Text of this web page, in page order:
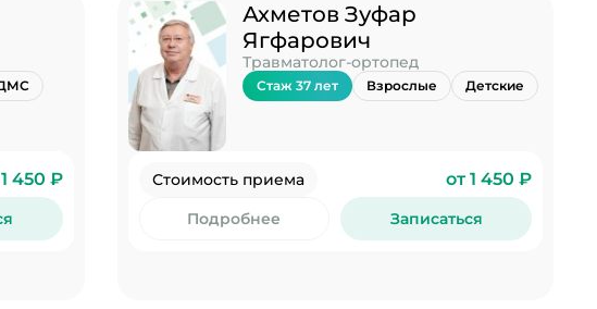
450 ₽
Ахметов Зуфар
Ягфарович
Травматолог-ортопед
Стаж 37 лет Взрослые Детские
Стоимость приема от 1 450 ₽
Подробнее Записаться